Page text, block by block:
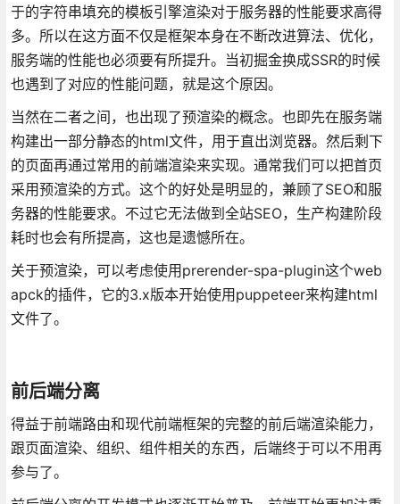
于的字符串填充的模板引擎渲染对于服务器的性能要求高得
多。所以在这方面不仅是框架本身在不断改进算法、优化，
服务端的性能也必须要有所提升。当初掘金换成SSR的时候
也遇到了对应的性能问题，就是这个原因。
当然在二者之间，也出现了预渲染的概念。也即先在服务端
构建出一部分静态的html文件，用于直出浏览器。然后剩下
的页面再通过常用的前端渲染来实现。通常我们可以把首页
采用预渲染的方式。这个的好处是明显的，兼顾了SEO和服
务器的性能要求。不过它无法做到全站SEO，生产构建阶段
耗时也会有所提高，这也是遗憾所在。
关于预渲染，可以考虑使用prerender-spa-plugin这个web
apck的插件，它的3.x版本开始使用puppeteer来构建html
文件了。
前后端分离
得益于前端路由和现代前端框架的完整的前后端渲染能力，
跟页面渲染、组织、组件相关的东西，后端终于可以不用再
参与了。